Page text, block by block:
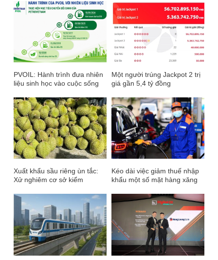
năm?
PVOIL: Hành trình đưa nhiên
liệu sinh học vào cuộc sống
Một người trúng Jackpot 2 trị
giá gần 5,4 tỷ đồng
Xuất khẩu sầu riêng ùn tắc:
Xử nghiêm cơ sở kiểm
trễ
Kéo dài việc giảm thuế nhập
khẩu một số mặt hàng xăng